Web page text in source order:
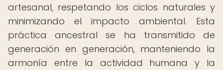
artesanal, respetando los ciclos naturales y
minimizando el impacto ambiental. Esta
práctica ancestral se ha transmitido de
generación en generación, manteniendo la
armonía entre la actividad humana y la